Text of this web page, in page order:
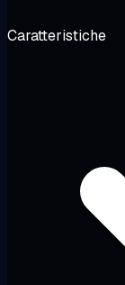
Caratteristiche